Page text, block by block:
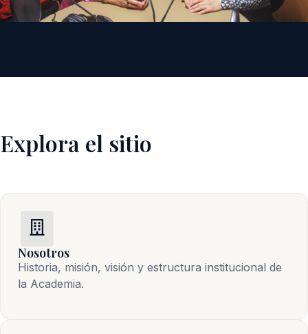
Explora el sitio
Nosotros
Historia, misión, visión y estructura institucional de
la Academia.